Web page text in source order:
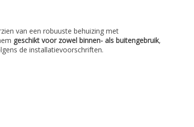
van een robuuste behuizing met
geschikt voor zowel binnen- als buitengebruik,
de installatievoorschriften.